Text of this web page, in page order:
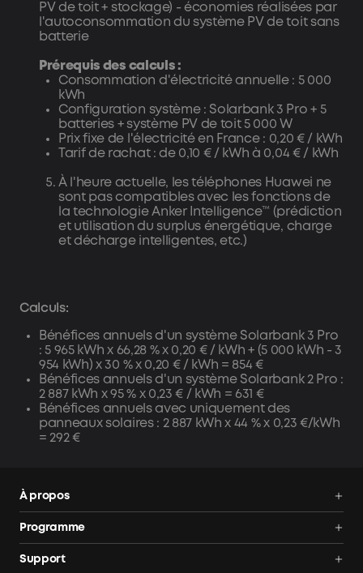
PV de toit + stockage) - économies réalisées par
l'autoconsommation du système PV de toit sans
batterie
Prérequis des calculs :
Consommation d'électricité annuelle : 5 000
kWh
Configuration système : Solarbank 3 Pro + 5
batteries + système PV de toit 5 000 W
Prix fixe de l'électricité en France : 0,20 € / kWh
Tarif de rachat : de 0,10 € / kWh à 0,04 € / kWh
À l'heure actuelle, les téléphones Huawei ne
sont pas compatibles avec les fonctions de
la technologie Anker Intelligence™ (prédiction
et utilisation du surplus énergétique, charge
et décharge intelligentes, etc.)
Calculs:
Bénéfices annuels d'un système Solarbank 3 Pro
: 5 965 kWh x 66,28 % x 0,20 € / kWh + (5 000 kWh - 3
954 kWh) x 30 % x 0,20 € / kWh = 854 €
Bénéfices annuels d'un système Solarbank 2 Pro :
2 887 kWh x 95 % x 0,23 € / kWh = 631 €
Bénéfices annuels avec uniquement des
panneaux solaires : 2 887 kWh x 44 % x 0,23 €/kWh
= 292 €
À propos
Conditions d'utilisation
Programme
Support